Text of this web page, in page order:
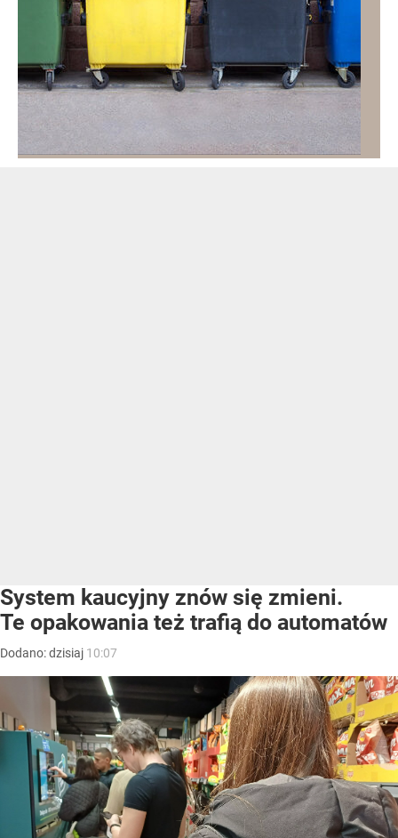
System kaucyjny znów się zmieni.
Te opakowania też trafią do automatów
Dodano:dzisiaj 10:07